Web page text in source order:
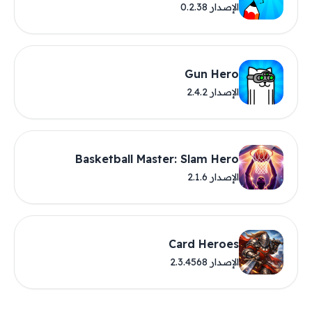
الإصدار 0.2.38
Gun Hero
الإصدار 2.4.2
Basketball Master: Slam Hero
الإصدار 2.1.6
Card Heroes
الإصدار 2.3.4568